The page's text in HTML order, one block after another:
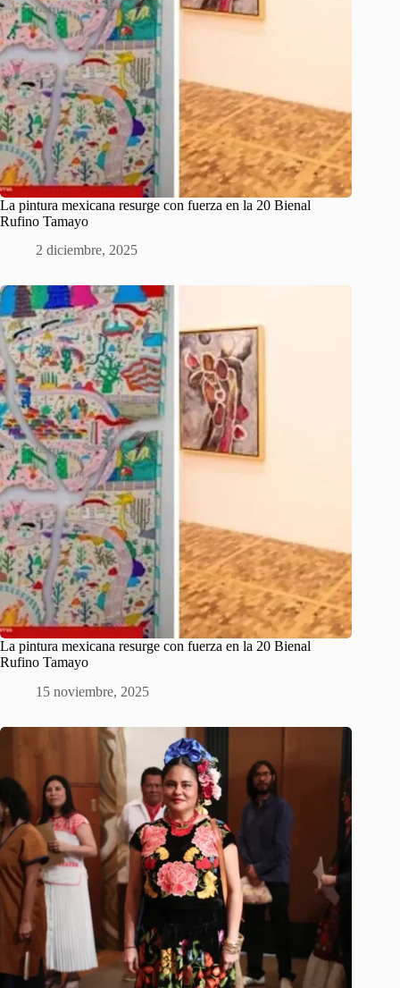
La pintura mexicana resurge con fuerza en la 20 Bienal
Rufino Tamayo
2 diciembre, 2025
La pintura mexicana resurge con fuerza en la 20 Bienal
Rufino Tamayo
15 noviembre, 2025